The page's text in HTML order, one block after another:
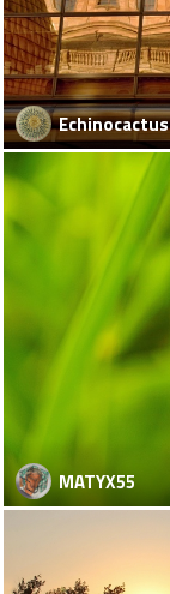
Echinocactus
MATYX55